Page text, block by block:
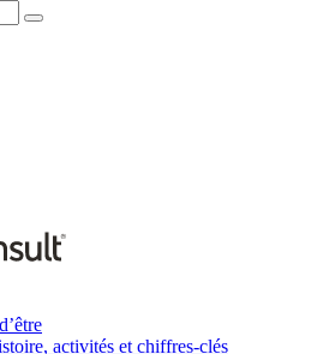
activités et chiffres-clés